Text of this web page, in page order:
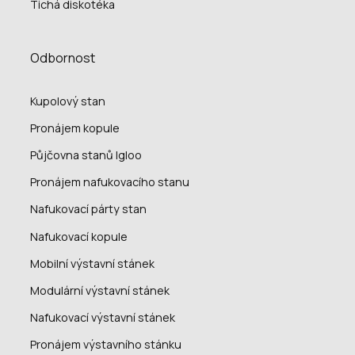
Odbornost
Kupolový stan
Pronájem kopule
Půjčovna stanů Igloo
Pronájem nafukovacího stanu
Nafukovací párty stan
Nafukovací kopule
Mobilní výstavní stánek
Modulární výstavní stánek
Nafukovací výstavní stánek
Pronájem výstavního stánku
Tichá diskotéka